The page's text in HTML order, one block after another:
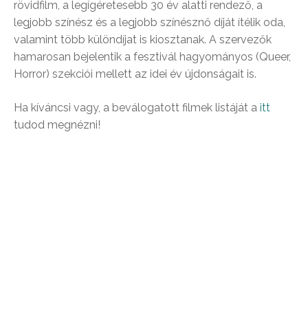
rövidfilm, a legígéretesebb 30 év alatti rendező, a
legjobb színész és a legjobb színésznő díját ítélik oda,
valamint több különdíjat is kiosztanak. A szervezők
hamarosan bejelentik a fesztivál hagyományos (Queer,
Horror) szekciói mellett az idei év újdonságait is.
Ha kíváncsi vagy, a beválogatott filmek listáját a itt
tudod megnézni!